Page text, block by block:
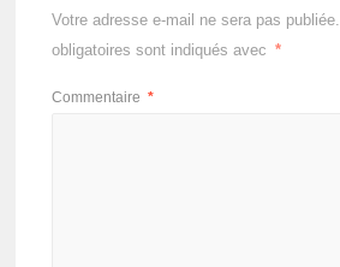
Votre adresse e-mail ne sera pas publiée.
obligatoires sont indiqués avec
*
Commentaire *